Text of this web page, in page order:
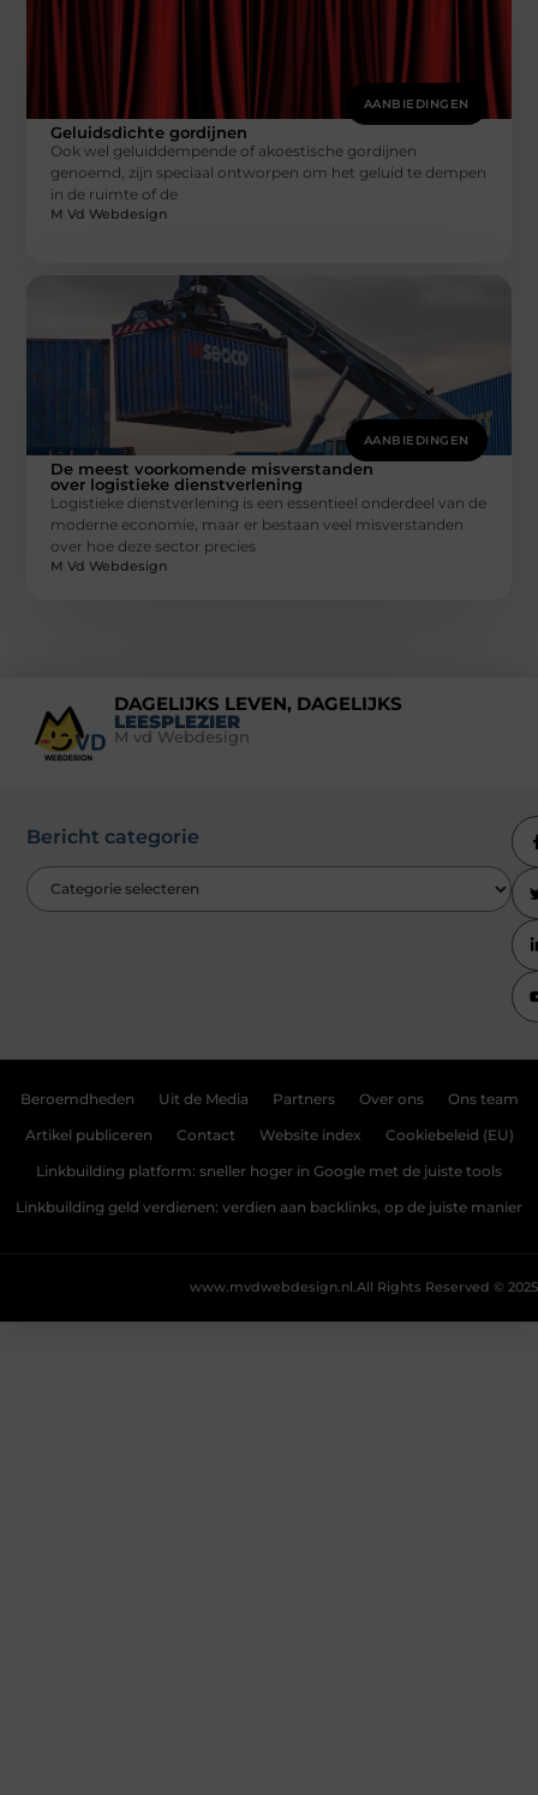
AANBIEDINGEN
Geluidsdichte gordijnen
Ook wel geluiddempende of akoestische gordijnen
genoemd, zijn speciaal ontworpen om het geluid te dempen
in de ruimte of de
M Vd Webdesign
AANBIEDINGEN
De meest voorkomende misverstanden
over logistieke dienstverlening
Logistieke dienstverlening is een essentieel onderdeel van de
moderne economie, maar er bestaan veel misverstanden
over hoe deze sector precies
M Vd Webdesign
DAGELIJKS LEVEN, DAGELIJKS
LEESPLEZIER
M vd Webdesign
Bericht categorie
Beroemdheden Uit de Media Partners Over ons Ons team
Artikel publiceren Contact Website index Cookiebeleid (EU)
Linkbuilding platform: sneller hoger in Google met de juiste tools
Linkbuilding geld verdienen: verdien aan backlinks, op de juiste manier
All Rights Reserved © 2025
www.mvdwebdesign.nl.